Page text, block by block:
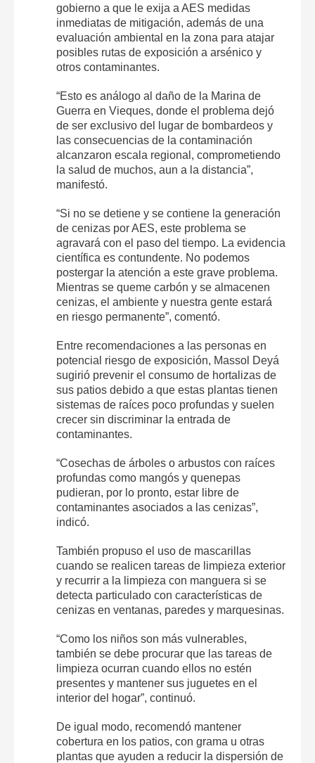
gobierno a que le exija a AES medidas
inmediatas de mitigación, además de una
evaluación ambiental en la zona para atajar
posibles rutas de exposición a arsénico y
otros contaminantes.
“Esto es análogo al daño de la Marina de
Guerra en Vieques, donde el problema dejó
de ser exclusivo del lugar de bombardeos y
las consecuencias de la contaminación
alcanzaron escala regional, comprometiendo
la salud de muchos, aun a la distancia”,
manifestó.
“Si no se detiene y se contiene la generación
de cenizas por AES, este problema se
agravará con el paso del tiempo. La evidencia
científica es contundente. No podemos
postergar la atención a este grave problema.
Mientras se queme carbón y se almacenen
cenizas, el ambiente y nuestra gente estará
en riesgo permanente”, comentó.
Entre recomendaciones a las personas en
potencial riesgo de exposición, Massol Deyá
sugirió prevenir el consumo de hortalizas de
sus patios debido a que estas plantas tienen
sistemas de raíces poco profundas y suelen
crecer sin discriminar la entrada de
contaminantes.
“Cosechas de árboles o arbustos con raíces
profundas como mangós y quenepas
pudieran, por lo pronto, estar libre de
contaminantes asociados a las cenizas”,
indicó.
También propuso el uso de mascarillas
cuando se realicen tareas de limpieza exterior
y recurrir a la limpieza con manguera si se
detecta particulado con características de
cenizas en ventanas, paredes y marquesinas.
“Como los niños son más vulnerables,
también se debe procurar que las tareas de
limpieza ocurran cuando ellos no estén
presentes y mantener sus juguetes en el
interior del hogar”, continuó.
De igual modo, recomendó mantener
cobertura en los patios, con grama u otras
plantas que ayuden a reducir la dispersión de